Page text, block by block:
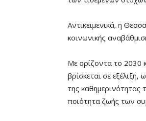
Αντικειμενικά, η
κοινωνικής
Με ορίζοντα το 2030
βρίσκεται σε
της καθημερινότητας
ποιότητα ζωής των